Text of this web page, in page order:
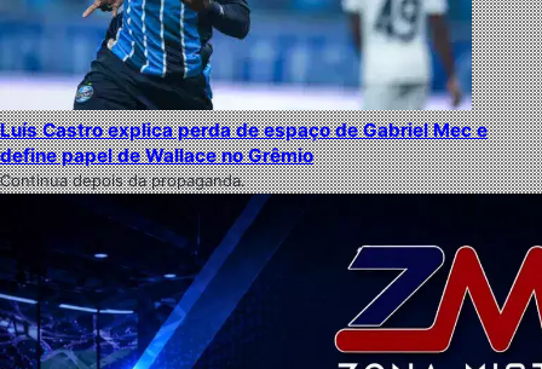
Luís Castro explica perda de espaço de Gabriel Mec e
define papel de Wallace no Grêmio
Continua depois da propaganda.